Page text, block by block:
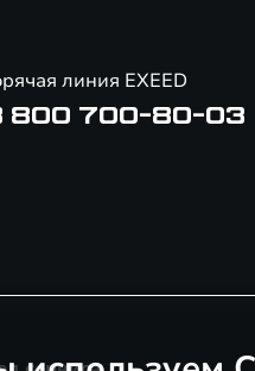
линия EXEED
800 700-80-03